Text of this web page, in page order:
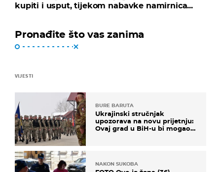
kupiti i usput, tijekom nabavke namirnica...
Pronađite što vas zanima
VIJESTI
BURE BARUTA
Ukrajinski stručnjak
upozorava na novu prijetnju:
Ovaj grad u BiH-u bi mogao
NAKON SUKOBA